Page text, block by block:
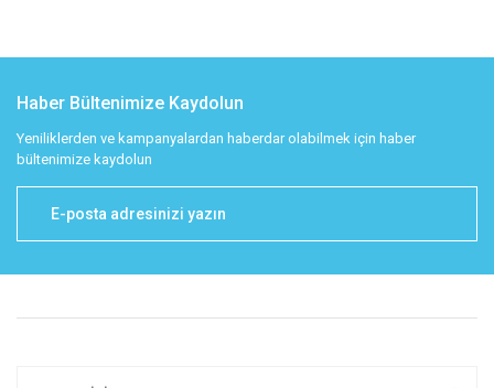
Haber Bültenimize Kaydolun
Yeniliklerden ve kampanyalardan haberdar olabilmek için haber
bültenimize kaydolun